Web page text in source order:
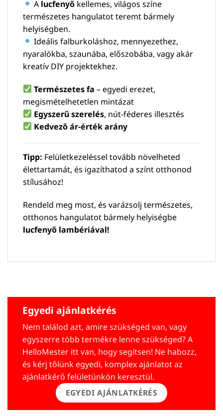
A lucfenyő kellemes, világos színe
természetes hangulatot teremt bármely
helyiségben.
Ideális falburkoláshoz, mennyezethez,
nyaralókba, szaunába, előszobába, vagy akár
kreatív DIY projektekhez.
Természetes fa – egyedi erezet,
megismételhetetlen mintázat
Egyszerű szerelés, nút-féderes illesztés
Kedvező ár-érték arány
Tipp: Felületkezeléssel tovább növelheted
élettartamát, és igazíthatod a színt otthonod
stílusához!
Rendeld meg most, és varázsolj természetes,
otthonos hangulatot bármely helyiségbe
lucfenyő lambériával!
Egyedi ajánlatkérés
Nem találod azt, amire szükséged van, vagy
egyszerre több termékre lenne szükséged? A
HelloMester itt van, hogy segítsen! Ne habozz,
és kérj tőlünk egyedi, komplex ajánlatot az
ajánlatkérő felületünkön keresztül.
EGYEDI AJÁNLATKÉRÉS